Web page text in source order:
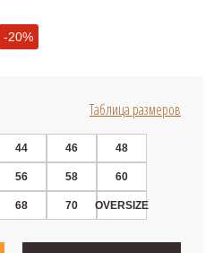
-20%
Таблица размеров
44 46 48
56 58 60
68 70 OVERSIZE